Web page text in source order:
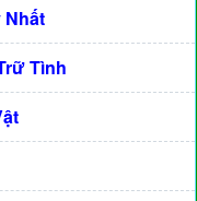
Nhất
Tình